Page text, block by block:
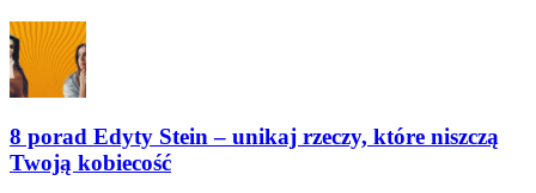
8 porad Edyty Stein – unikaj rzeczy, które niszczą
Twoją kobiecość